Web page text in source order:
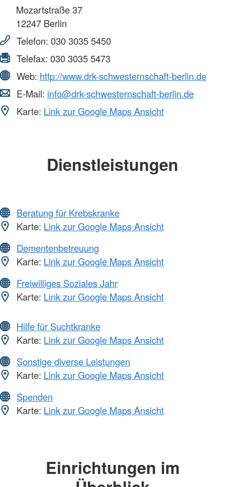
Mozartstraße 37
12247 Berlin
Telefon: 030 3035 5450
Telefax: 030 3035 5473
Web: http://www.drk-schwesternschaft-berlin.de
E-Mail: info@drk-schwesternschaft-berlin.de
Karte: Link zur Google Maps Ansicht
Dienstleistungen
Beratung für Krebskranke
Karte: Link zur Google Maps Ansicht
Dementenbetreuung
Karte: Link zur Google Maps Ansicht
Freiwilliges Soziales Jahr
Karte: Link zur Google Maps Ansicht
Hilfe für Suchtkranke
Karte: Link zur Google Maps Ansicht
Sonstige diverse Leistungen
Karte: Link zur Google Maps Ansicht
Spenden
Karte: Link zur Google Maps Ansicht
Einrichtungen im